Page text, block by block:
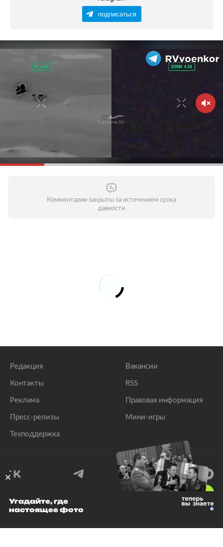
подписаться
Комментарии закрыты за истечением срока
давности
Редакция
Контакты
Реклама
Пресс-релизы
Техподдержка
Вакансии
RSS
Правовая информация
Мини-игры
© 1999–2026 Все права защищены.
Угадайте, где
настоящее фото